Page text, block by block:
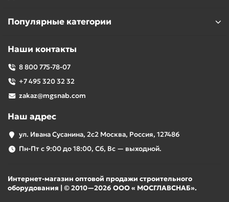
Популярные категории
Наши контакты
8 800 775-78-07
+7 495 320 32 32
zakaz@mgsnab.com
Наш адрес
ул. Ивана Сусанина, 2с2 Москва, Россия, 127486
Пн-Пт с 9:00 до 18:00, Сб, Вс — выходной.
Интернет-магазин оптовой продажи строительного
оборудования | © 2010—2026 ООО « МОСГЛАВСНАБ».